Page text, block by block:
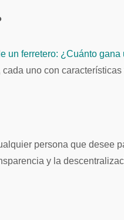
un ferretero: ¿Cuánto
uno con
persona que desee
y la